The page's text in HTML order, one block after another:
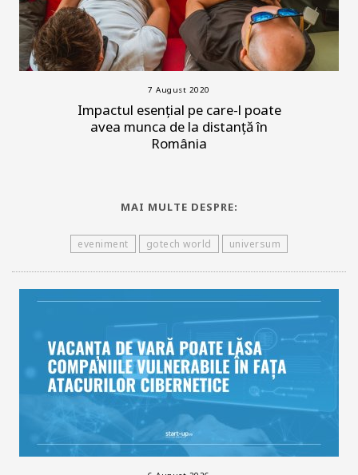
7 August 2020
Impactul esențial pe care-l poate
avea munca de la distanță în
România
MAI MULTE DESPRE:
eveniment gotech world universum